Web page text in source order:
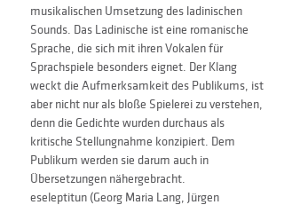
musikalischen Umsetzung des ladinischen
Sounds. Das Ladinische ist eine romanische
Sprache, die sich mit ihren Vokalen für
Sprachspiele besonders eignet. Der Klang
weckt die Aufmerksamkeit des Publikums, ist
aber nicht nur als bloße Spielerei zu verstehen,
denn die Gedichte wurden durchaus als
kritische Stellungnahme konzipiert. Dem
Publikum werden sie darum auch in
Übersetzungen nähergebracht.
eseleptitun (Georg Maria Lang, Jürgen